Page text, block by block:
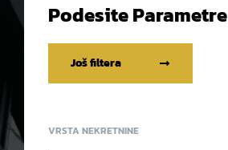
Podesite Parametre
Još filtera
VRSTA NEKRETNINE